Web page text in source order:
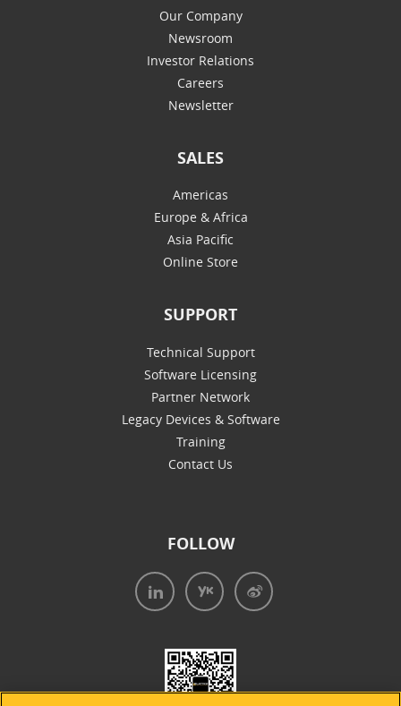
Our Company
Newsroom
Investor Relations
Careers
Newsletter
SALES
Americas
Europe & Africa
Asia Pacific
Online Store
SUPPORT
Technical Support
Software Licensing
Partner Network
Legacy Devices & Software
Training
Contact Us
FOLLOW